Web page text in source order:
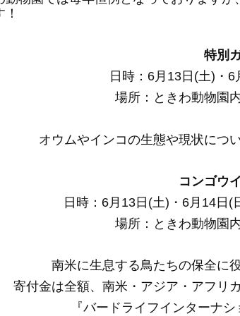
特別
日時：6月13日(土)・
場所：ときわ動物園
オウムやインコの生態や現状につ
コンゴウ
日時： 6月13日(土)・6月14日
場所：ときわ動物園
南米に生息する鳥たちの保全に
寄付金は全額、南米・アジア・アフリ
『バードライフインターナ